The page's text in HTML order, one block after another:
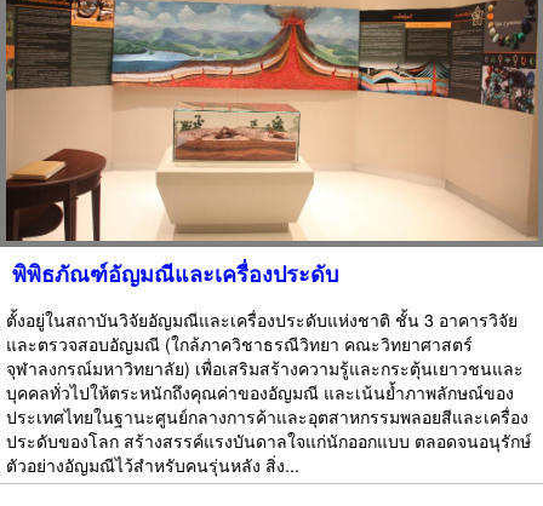
พิพิธภัณฑ์อัญมณีและเครื่องประดับ
ตั้งอยู่ในสถาบันวิจัยอัญมณีและเครื่องประดับแห่งชาติ ชั้น 3 อาคารวิจัย
และตรวจสอบอัญมณี (ใกล้ภาควิชาธรณีวิทยา คณะวิทยาศาสตร์
จุฬาลงกรณ์มหาวิทยาลัย) เพื่อเสริมสร้างความรู้และกระตุ้นเยาวชนและ
บุคคลทั่วไปให้ตระหนักถึงคุณค่าของอัญมณี และเน้นย้ำภาพลักษณ์ของ
ประเทศไทยในฐานะศูนย์กลางการค้าและอุตสาหกรรมพลอยสีและเครื่อง
ประดับของโลก สร้างสรรค์แรงบันดาลใจแก่นักออกแบบ ตลอดจนอนุรักษ์
ตัวอย่างอัญมณีไว้สำหรับคนรุ่นหลัง สิ่ง...